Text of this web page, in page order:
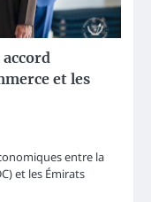
et les
entre la
et les Émirats